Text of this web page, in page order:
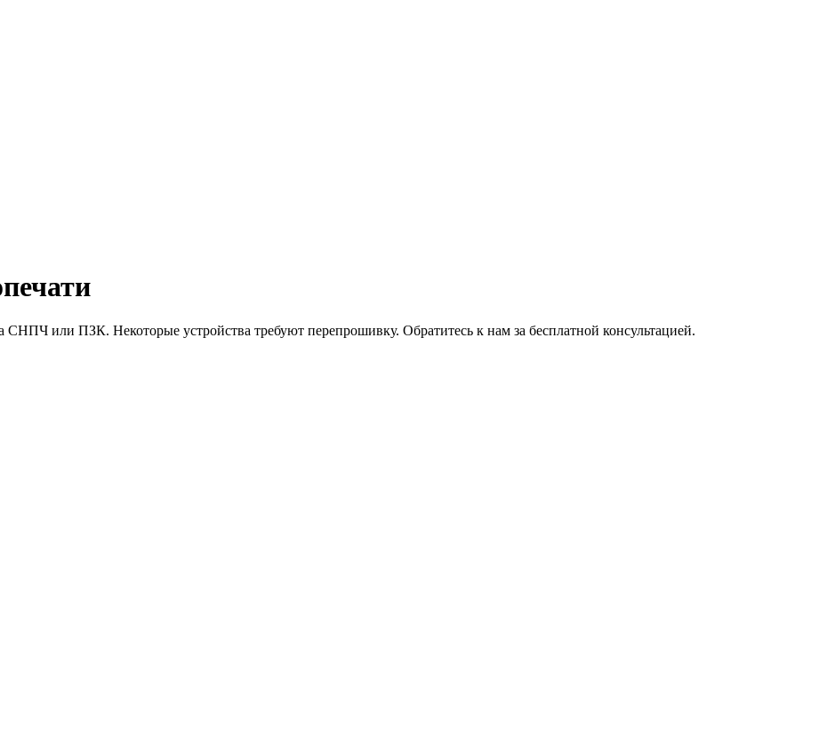
или ПЗК. Некоторые устройства требуют перепрошивку. Обратитесь к нам за бесплатной консультацией.